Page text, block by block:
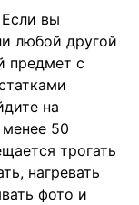
Если вы
любой другой
предмет с
на
50
трогать
нагревать
фото и